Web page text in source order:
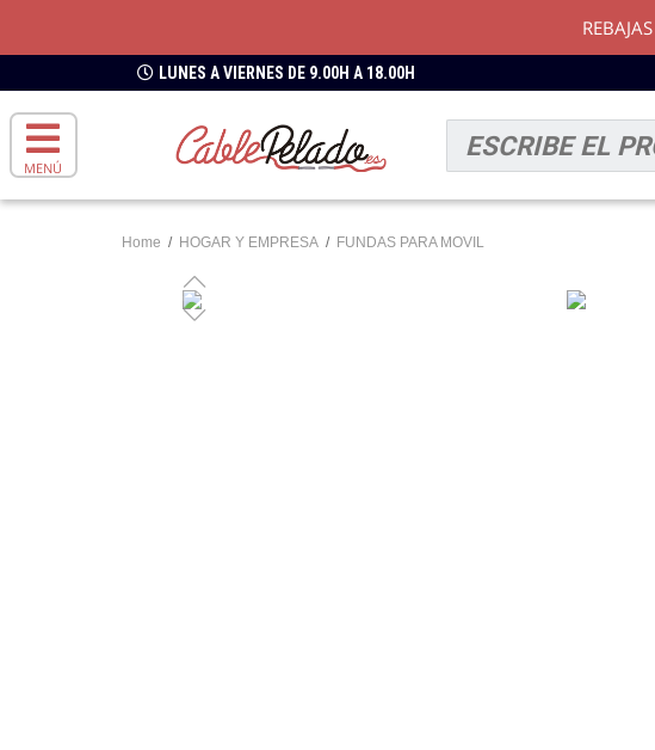
REBAJAS
LUNES A VIERNES DE 9.00H A 18.00H
MENÚ
Home / HOGAR Y EMPRESA / FUNDAS PARA MOVIL